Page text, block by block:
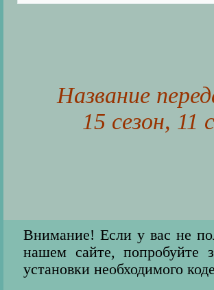
Название
15 сезон, 11
Внимание! Если у вас не
нашем сайте, попробуйте
установки необходимого